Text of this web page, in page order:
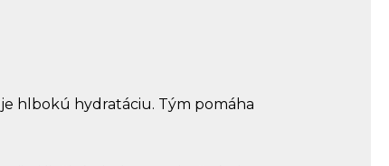
hlbokú hydratáciu. Tým pomáha